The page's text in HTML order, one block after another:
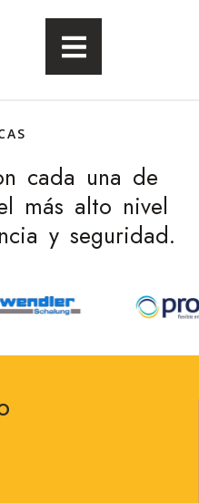
cada una de
más alto nivel
y seguridad.